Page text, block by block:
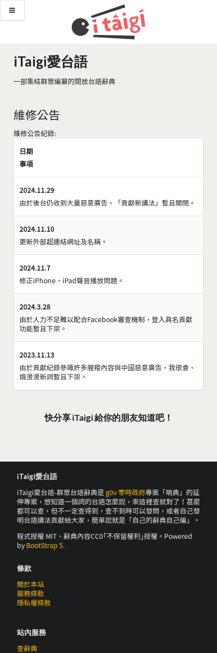
iTaigi愛台語
一部集結群眾編纂的開放台語辭典
維修公告
維修公告紀錄:
日期
事項
2024.11.29
由於後台仍收到大量惡意廣告，「貢獻新講法」暫且關閉。
2024.11.10
更新外部超連結網址及名稱。
2024.11.7
修正iPhone、iPad聲音播放問題。
2024.3.28
由於人力不足難以配合Facebook審查機制，登入具名貢獻
功能暫且下架。
2023.11.13
由於貢獻紀錄參雜許多腥羶內容與中國惡意廣告，我很會、
燒燙燙新詞暫且下架。
快分享 iTaigi 給你的朋友知道吧！
iTaigi愛台語
iTaigi愛台語-群眾台語辭典是 g0v 零時政府專案「萌典」的延
伸專案，想知道一個詞的台語怎麼說，來這裡查就對了！甚麼
都可以查，但不一定查得到，查不到時可以發問，或者自己發
明台語講法貢獻給大家，簡單說就是「自己的辭典自己編」。
程式授權 MIT，辭典內容CC0｢不保留權利｣授權。Powered
by BootStrap 5.
條款
關於本站
服務條款
隱私權條款
站內服務
查辭典